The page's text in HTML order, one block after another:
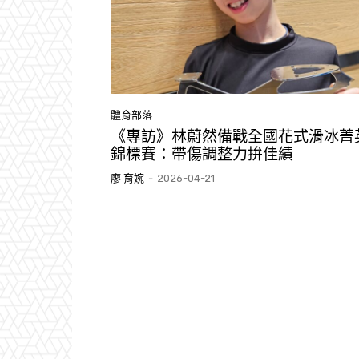
體育部落
《專訪》林蔚然備戰全國花式滑冰菁
錦標賽：帶傷調整力拚佳績
廖 育婉 - 2026-04-21